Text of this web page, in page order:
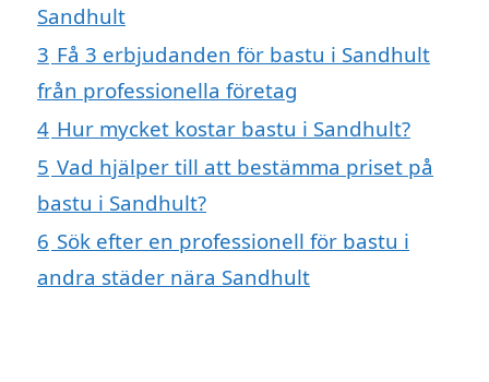
Sandhult
3 Få 3 erbjudanden för bastu i Sandhult
från professionella företag
4 Hur mycket kostar bastu i Sandhult?
5 Vad hjälper till att bestämma priset på
bastu i Sandhult?
6 Sök efter en professionell för bastu i
andra städer nära Sandhult